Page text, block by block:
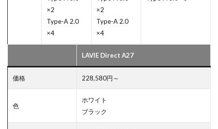
×2
Type-A 2.0
×4
×2
Type-A 2.0
×4
LAVIE Direct A27
価格 228,580円～
色
ホワイト
ブラック